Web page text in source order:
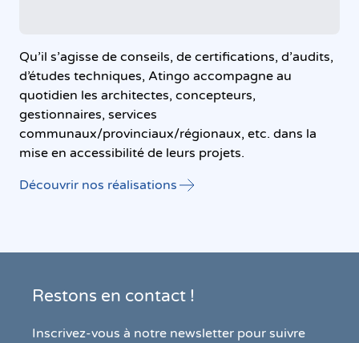
Qu’il s’agisse de conseils, de certifications, d’audits,
d’études techniques, Atingo accompagne au
quotidien les architectes, concepteurs,
gestionnaires, services
communaux/provinciaux/régionaux, etc. dans la
mise en accessibilité de leurs projets.
Découvrir nos réalisations
Restons en contact !
Inscrivez-vous à notre newsletter pour suivre